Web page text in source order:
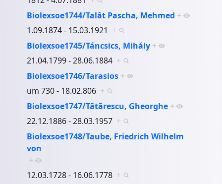
Biolexsoe1744/Talât Pascha, Mehmed +
1.09.1874 - 15.03.1921 +
Biolexsoe1745/Táncsics, Mihály +
21.04.1799 - 28.06.1884 +
Biolexsoe1746/Tarasios +
um 730 - 18.02.806 +
Biolexsoe1747/Tătărescu, Gheorghe +
22.12.1886 - 28.03.1957 +
Biolexsoe1748/Taube, Friedrich Wilhelm
von
+
12.03.1728 - 16.06.1778 +